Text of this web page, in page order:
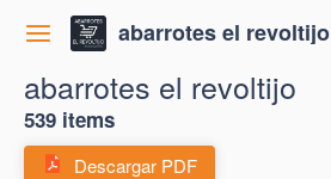
abarrotes el revoltijo
abarrotes el revoltijo
539 items
Descargar PDF